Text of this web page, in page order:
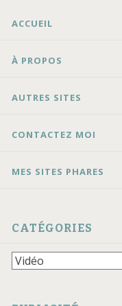
ALLER
CONTENU
ACCUEIL
À PROPOS
AUTRES SITES
CONTACTEZ MOI
MES SITES PHARES
CATÉGORIES
Catégories